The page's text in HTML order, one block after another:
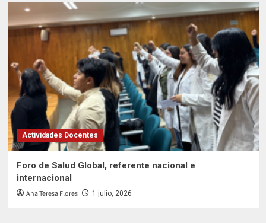
Actividades Docentes
Foro de Salud Global, referente nacional e
internacional
Ana Teresa Flores 1 julio, 2026